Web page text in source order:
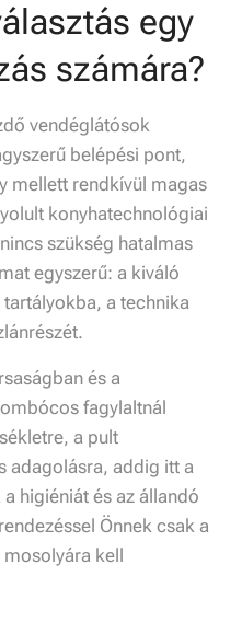
egy
számára?
vendéglátósok
belépési pont,
mellett rendkívül magas
konyhatechnológiai
szükség hatalmas
egyszerű: a kiváló
a technika
és a
fagylaltnál
a pult
adagolásra, addig itt a
higiéniát és az állandó
Önnek csak a
mosolyára kell